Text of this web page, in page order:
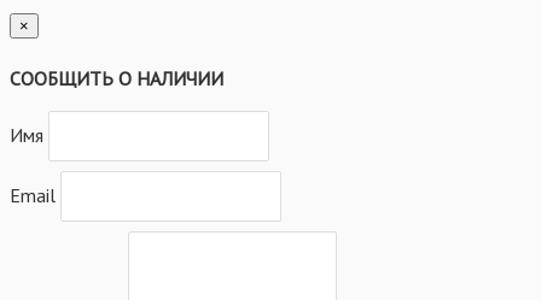
×
СООБЩИТЬ О НАЛИЧИИ
Имя
Email